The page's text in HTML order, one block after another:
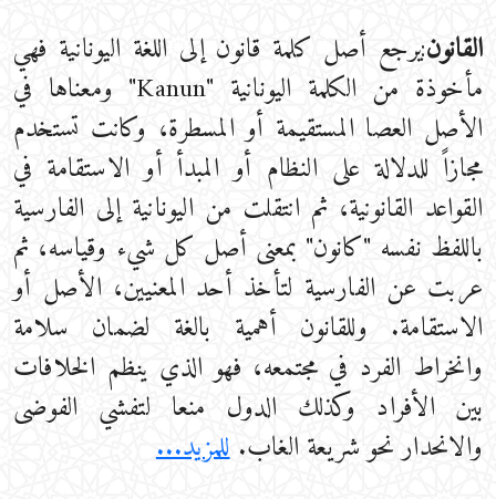
القانون:يرجع أصل كلمة قانون إلى اللغة اليونانية فهي
مأخوذة من الكلمة اليونانية "Kanun" ومعناها في
الأصل العصا المستقيمة أو المسطرة، وكانت تستخدم
مجازاً للدلالة على النظام أو المبدأ أو الاستقامة في
القواعد القانونية، ثم انتقلت من اليونانية إلى الفارسية
باللفظ نفسه "كانون" بمعنى أصل كل شيء وقياسه، ثم
عربت عن الفارسية لتأخذ أحد المعنيين، الأصل أو
الاستقامة. وللقانون أهمية بالغة لضمان سلامة
وانخراط الفرد في مجتمعه، فهو الذي ينظم الخلافات
بين الأفراد وكذلك الدول منعا لتفشي الفوضى
والانحدار نحو شريعة الغاب.للمزيد...